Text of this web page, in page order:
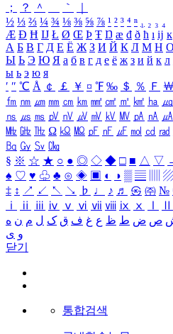
；
？ ＾ ｀
½ ⅓ ⅔ ¼ ¾ ⅛ ⅜ ⅝ ⅞ ¹ ² ³ ⁴ ⁿ ₁ ₂ ₃ ₄
Æ Ð Ħ Ĳ Ł Ø Œ Þ Ŧ Ŋ æ đ ð ħ ı ĳ ĸ
А Б В Г Д Е Ё Ж З И Й К Л М Н О
Ы Ь Э Ю Я а б в г д е ё ж з и й к л
ы ь э ю я
′ ″ ℃ Å ￠ ￡ ￥ ¤ ℉ ‰ ＄ ％ Ｆ ￦
㎙ ㎚ ㎛ ㎜ ㎝ ㎞ ㎟ ㎠ ㎡ ㎢ ㏊ ㎍
㎱ ㎲ ㎳ ㎴ ㎵ ㎶ ㎷ ㎸ ㎹ ㎀ ㎁ ㎂
㎒ ㎓ ㎔ Ω ㏀ ㏁ ㎊ ㎋ ㎌ ㏖ ㏅ ㎭
㏃ ㏉ ㏜ ㏆
§ ※ ☆ ★ ○ ● ◎ ◇ ◆ □ ■ △ ▽
♠ ♡ ♥ ♧ ♣ ⊙ ◈ ▣ ◐ ◑ ▒ ▤
‡ ↕ ↗ ↙ ↖ ↘ ♭ ♩ ♪ ♬ ㉿ ㈜ №
ⅰ
ⅱ ⅲ ⅳ ⅴ ⅵ ⅶ ⅷ ⅸ ⅹ
ص ض ط ظ ع غ ف ق ک ل م ن ه
و ی
닫기
통합검색